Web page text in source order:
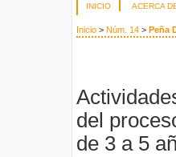
INICIO ACERCA
Inicio > Núm. 14 > Peña
del
de 3 a 5